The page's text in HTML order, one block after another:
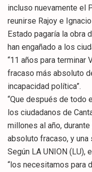
incluso nuevamente el
reunirse Rajoy e
Estado pagaría la obra
han engañado a los
“11 años para terminar
fracaso más absoluto
incapacidad política”.
“Que después de todo
los ciudadanos de
millones al año,
absoluto fracaso, y una
Según LA UNION (LU),
“los necesitamos para